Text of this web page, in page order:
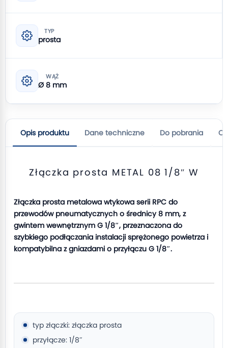
TYP
prosta
WĄŻ
Ø 8 mm
Opis produktu Dane techniczne Do pobrania
Złączka prosta METAL 08 1/8″ W
Złączka prosta metalowa wtykowa serii RPC do
przewodów pneumatycznych o średnicy 8 mm, z
gwintem wewnętrznym G 1/8″, przeznaczona do
szybkiego podłączania instalacji sprężonego powietrza i
kompatybilna z gniazdami o przyłączu G 1/8″.
typ złączki: złączka prosta
przyłącze: 1/8″